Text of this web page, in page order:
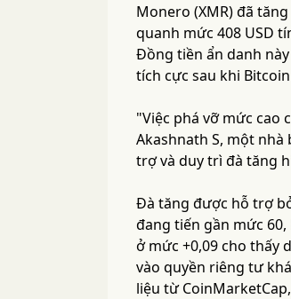
Monero (XMR) đã
quanh mức 408 USD
Đồng tiền ẩn danh
tích cực sau khi
"Việc phá vỡ mức cao
Akashnath S, một nhà
trợ và duy trì đà tăng
Đà tăng được hỗ trợ
đang tiến gần mức
ở mức +0,09 cho thấy
vào quyền riêng tư
liệu từ